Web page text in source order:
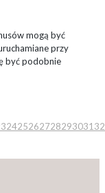
mogą być
przy
być podobnie
242526272829303132